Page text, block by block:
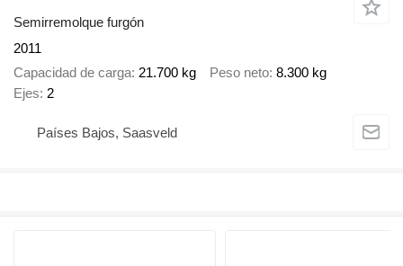
Semirremolque furgón
2011
Capacidad de carga 21.700 kg Peso neto 8.300 kg
Ejes 2
Países Bajos, Saasveld